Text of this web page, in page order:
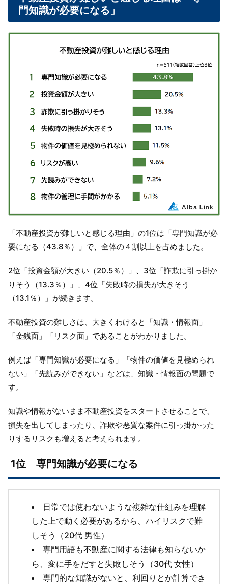
門知識が必要になる」
「不動産投資が難しいと感じる理由」の1位は「専門知識が必
要になる（43.8％）」で、全体の４割以上を占めました。
2位「投資金額が大きい（20.5％）」、3位「詐欺に引っ掛か
りそう（13.3％）」、4位「失敗時の損失が大きそう
（13.1％）」が続きます。
不動産投資の難しさは、大きくわけると「知識・情報面」
「金銭面」「リスク面」であることがわかりました。
例えば「専門知識が必要になる」「物件の価値を見極められ
ない」「先読みができない」などは、知識・情報面の問題で
す。
知識や情報がないまま不動産投資をスタートさせることで、
損失を出してしまったり、詐欺や悪質な案件に引っ掛かった
りするリスクも増えると考えられます。
1位 専門知識が必要になる
日常では使わないような複雑な仕組みを理解
した上で動く必要があるから、ハイリスクで難
しそう（20代 男性）
専門用語も不動産に関する法律も知らないか
ら、変に手をだすと失敗しそう（30代 女性）
専門的な知識がないと、利回りとか計算でき